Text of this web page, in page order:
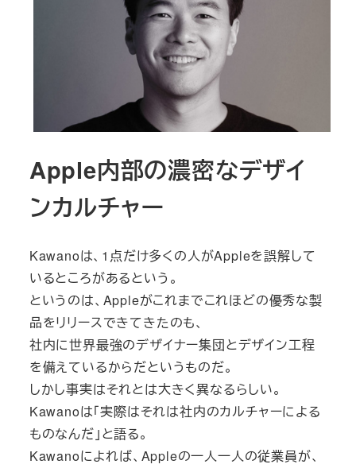
Apple内部の濃密なデザイ
ンカルチャー
Kawanoは、1点だけ多くの人がAppleを誤解して
いるところがあるという。
というのは、Appleがこれまでこれほどの優秀な製
品をリリースできてきたのも、
社内に世界最強のデザイナー集団とデザイン工程
を備えているからだというものだ。
しかし事実はそれとは大きく異なるらしい。
Kawanoは「実際はそれは社内のカルチャーによる
ものなんだ」と語る。
Kawanoによれば、Appleの一人一人の従業員が、